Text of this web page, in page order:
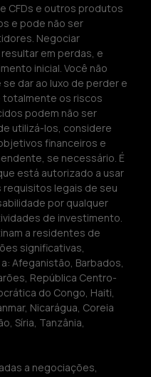
CFDs e outros produtos
e pode não ser
Negociar
em perdas, e
inicial. Você não
dar ao luxo de perder e
totalmente os riscos
podem não ser
utilizá-los, considere
financeiros e
se necessário. É
está autorizado a usar
requisitos legais de seu
por qualquer
de investimento.
a residentes de
significativas,
Afeganistão, Barbados,
República Centro-
do Congo, Haiti,
Nicarágua, Coreia
Síria, Tanzânia,
a negociações,